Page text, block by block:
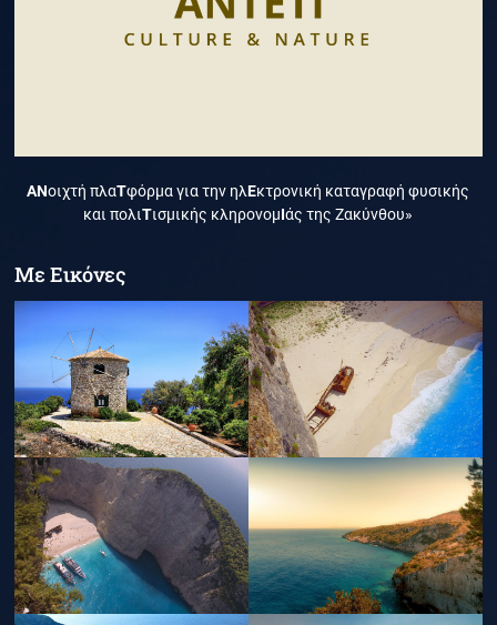
ΑΝοιχτή πλαΤφόρμα για την ηλΕκτρονική καταγραφή φυσικής
και πολιΤισμικής κληρονομΙάς της Ζακύνθου»
Με Εικόνες